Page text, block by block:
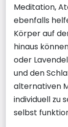
Meditation,
ebenfalls
Körper auf
hinaus
oder
und den
alternativen
individuell zu
selbst